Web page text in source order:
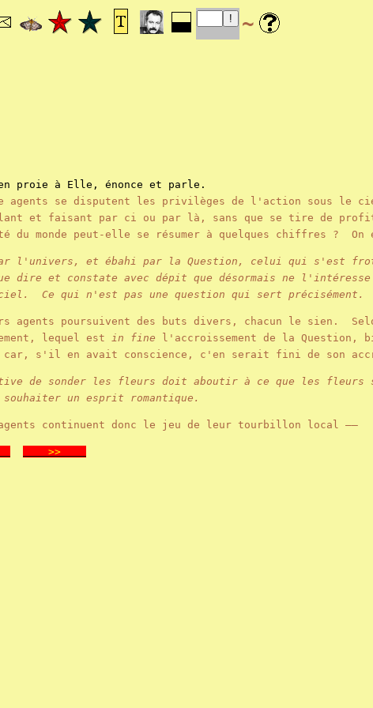
~
en proie à Elle, énonce et parle.
agents se disputent les privilèges de l'action sous le
et faisant par ci ou par là, sans que se tire de
du monde peut-elle se résumer à quelques chiffres ?
l'univers, et ébahi par la Question, celui qui s'est
dire et constate avec dépit que désormais ne
Ce qui n'est pas une question qui sert précisément.
agents poursuivent des buts divers, chacun le sien.
lequel est
in fine l'accroissement de la
car, s'il en avait conscience, c'en serait fini de son
de sonder les fleurs doit aboutir à ce que les
souhaiter un esprit romantique.
continuent donc le jeu de leur tourbillon local ——
>>